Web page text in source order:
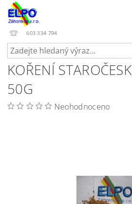
603 334 794
KOŘENÍ
50G
Neohodnoceno